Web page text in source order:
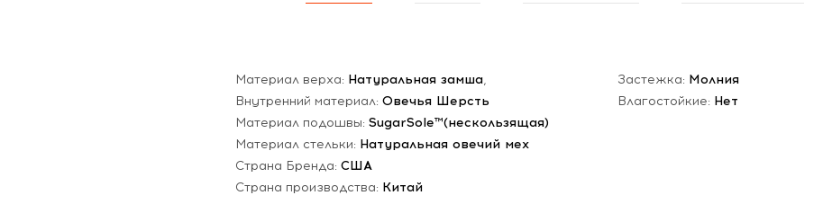
Материал верха: Натуральная замша,
Внутренний материал: Овечья Шерсть
Материал подошвы: SugarSole™(нескользящая)
Материал стельки: Натуральная овечий мех
Страна Бренда: США
Страна производства: Китай
Застежка: Молния
Влагостойкие: Нет